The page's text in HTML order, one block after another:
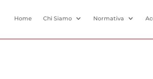
Home Chi Siamo Normativa